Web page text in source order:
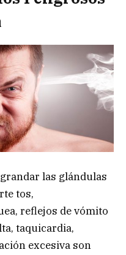
las glándulas
tos,
reflejos de vómito
taquicardia,
excesiva son